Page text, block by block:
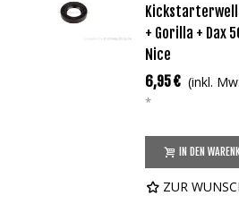
+ Gorilla + Dax
Nice
6,95 € (inkl.
*
IN DEN
ZUR